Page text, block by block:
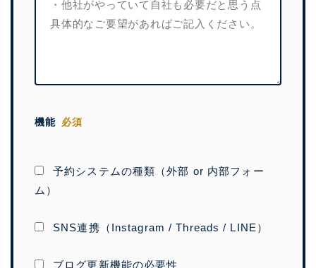
機能 必須
予約システムの種類（外部 or 内部フォー
ム）
SNS連携（Instagram / Threads / LINE）
ブログ更新機能の必要性